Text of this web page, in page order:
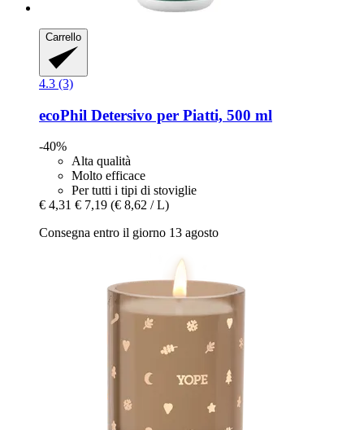
Carrello
4.3 (3)
ecoPhil Detersivo per Piatti, 500 ml
-40%
Alta qualità
Molto efficace
Per tutti i tipi di stoviglie
€ 4,31 € 7,19 (€ 8,62 / L)
Consegna entro il giorno 13 agosto